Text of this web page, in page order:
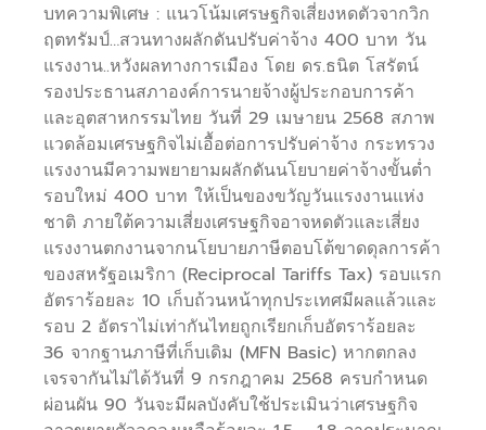
บทความพิเศษ : แนวโน้มเศรษฐกิจเสี่ยงหดตัวจากวิก
ฤตทรัมป์…สวนทางผลักดันปรับค่าจ้าง 400 บาท วัน
แรงงาน..หวังผลทางการเมือง โดย ดร.ธนิต โสรัตน์
รองประธานสภาองค์การนายจ้างผู้ประกอบการค้า
และอุตสาหกรรมไทย วันที่ 29 เมษายน 2568 สภาพ
แวดล้อมเศรษฐกิจไม่เอื้อต่อการปรับค่าจ้าง กระทรวง
แรงงานมีความพยายามผลักดันนโยบายค่าจ้างขั้นต่ำ
รอบใหม่ 400 บาท ให้เป็นของขวัญวันแรงงานแห่ง
ชาติ ภายใต้ความเสี่ยงเศรษฐกิจอาจหดตัวและเสี่ยง
แรงงานตกงานจากนโยบายภาษีตอบโต้ขาดดุลการค้า
ของสหรัฐอเมริกา (Reciprocal Tariffs Tax) รอบแรก
อัตราร้อยละ 10 เก็บถ้วนหน้าทุกประเทศมีผลแล้วและ
รอบ 2 อัตราไม่เท่ากันไทยถูกเรียกเก็บอัตราร้อยละ
36 จากฐานภาษีที่เก็บเดิม (MFN Basic) หากตกลง
เจรจากันไม่ได้วันที่ 9 กรกฎาคม 2568 ครบกำหนด
ผ่อนผัน 90 วันจะมีผลบังคับใช้ประเมินว่าเศรษฐกิจ